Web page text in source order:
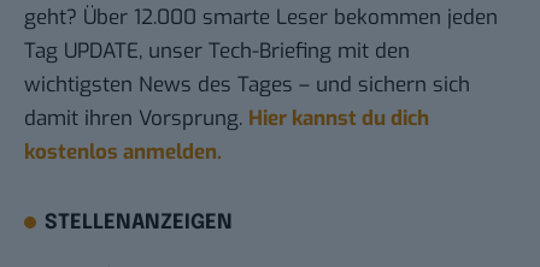
geht? Über 12.000 smarte Leser bekommen jeden
Tag UPDATE, unser Tech-Briefing mit den
wichtigsten News des Tages – und sichern sich
damit ihren Vorsprung. Hier kannst du dich
kostenlos anmelden.
STELLENANZEIGEN